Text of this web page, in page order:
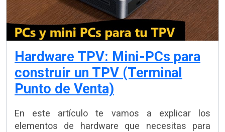
Hardware TPV: Mini-PCs para
construir un TPV (Terminal
Punto de Venta)
En este artículo te vamos a explicar los
elementos de hardware que necesitas para